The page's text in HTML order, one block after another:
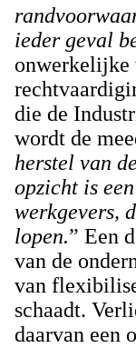
ieder geval
onwerkelijke
die de
wordt de
herstel van
opzicht is
werkgevers,
lopen.” Een
van de
van
schaadt.
daarvan een